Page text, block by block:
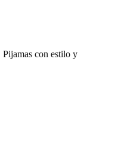
Pijamas con estilo y